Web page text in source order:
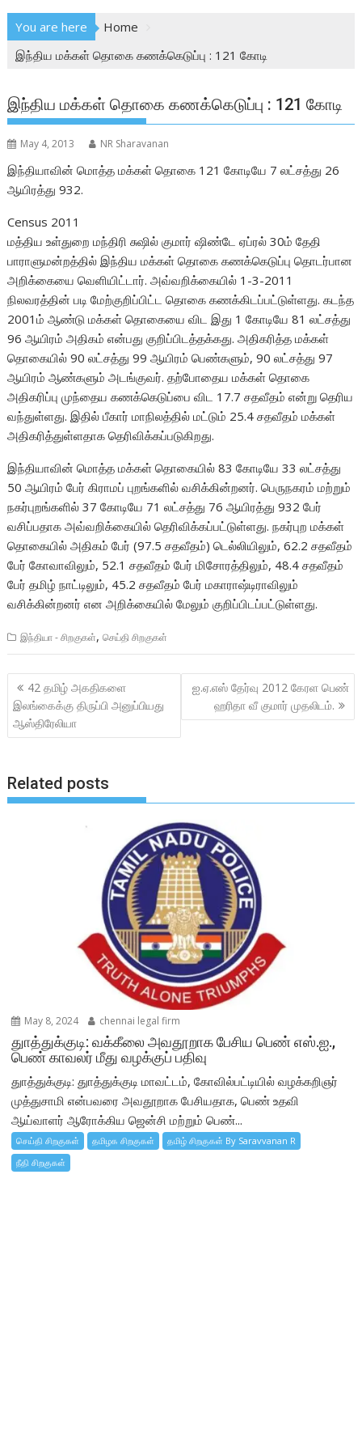
You are here
Home
இந்திய மக்கள் தொகை கணக்கெடுப்பு : 121 கோடி
இந்திய மக்கள் தொகை கணக்கெடுப்பு : 121 கோடி
May 4, 2013 NR Sharavanan
இந்தியாவின் மொத்த மக்கள் தொகை 121 கோடியே 7 லட்சத்து 26
ஆயிரத்து 932.
Census 2011
மத்திய உள்துறை மந்திரி சுஷில் குமார் ஷிண்டே ஏப்ரல் 30ம் தேதி
பாராளுமன்றத்தில் இந்திய மக்கள் தொகை கணக்கெடுப்பு தொடர்பான
அறிக்கையை வெளியிட்டார். அவ்வறிக்கையில் 1-3-2011
நிலவரத்தின் படி மேற்குறிப்பிட்ட தொகை கணக்கிடப்பட்டுள்ளது. கடந்த
2001ம் ஆண்டு மக்கள் தொகையை விட இது 1 கோடியே 81 லட்சத்து
96 ஆயிரம் அதிகம் என்பது குறிப்பிடத்தக்கது. அதிகரித்த மக்கள்
தொகையில் 90 லட்சத்து 99 ஆயிரம் பெண்களும், 90 லட்சத்து 97
ஆயிரம் ஆண்களும் அடங்குவர். தற்போதைய மக்கள் தொகை
அதிகரிப்பு முந்தைய கணக்கெடுப்பை விட 17.7 சதவீதம் என்று தெரிய
வந்துள்ளது. இதில் பீகார் மாநிலத்தில் மட்டும் 25.4 சதவீதம் மக்கள்
அதிகரித்துள்ளதாக தெரிவிக்கப்படுகிறது.
இந்தியாவின் மொத்த மக்கள் தொகையில் 83 கோடியே 33 லட்சத்து
50 ஆயிரம் பேர் கிராமப் புறங்களில் வசிக்கின்றனர். பெருநகரம் மற்றும்
நகர்புறங்களில் 37 கோடியே 71 லட்சத்து 76 ஆயிரத்து 932 பேர்
வசிப்பதாக அவ்வறிக்கையில் தெரிவிக்கப்பட்டுள்ளது. நகர்புற மக்கள்
தொகையில் அதிகம் பேர் (97.5 சதவீதம்) டெல்லியிலும், 62.2 சதவீதம்
பேர் கோவாவிலும், 52.1 சதவீதம் பேர் மிசோரத்திலும், 48.4 சதவீதம்
பேர் தமிழ் நாட்டிலும், 45.2 சதவீதம் பேர் மகாராஷ்டிராவிலும்
வசிக்கின்றனர் என அறிக்கையில் மேலும் குறிப்பிடப்பட்டுள்ளது.
இந்தியா - சிறகுகள்,செய்தி சிறகுகள்
Post
navigation
42 தமிழ் அகதிகளை
இலங்கைக்கு திருப்பி அனுப்பியது
ஆஸ்திரேலியா
ஐ.ஏ.எஸ் தேர்வு 2012 கேரள பெண்
ஹரிதா வீ குமார் முதலிடம்.
Related posts
May 8, 2024 chennai legal firm
துாத்துக்குடி: வக்கீலை அவதூறாக பேசிய பெண் எஸ்.ஐ.,
பெண் காவலர் மீது வழக்குப் பதிவு
துாத்துக்குடி: துாத்துக்குடி மாவட்டம், கோவில்பட்டியில் வழக்கறிஞர்
முத்துசாமி என்பவரை அவதூறாக பேசியதாக, பெண் உதவி
ஆய்வாளர் ஆரோக்கிய ஜென்சி மற்றும் பெண்...
செய்தி சிறகுகள் தமிழக சிறகுகள்
தமிழ் சிறகுகள் By Saravvanan R
நீதி சிறகுகள்